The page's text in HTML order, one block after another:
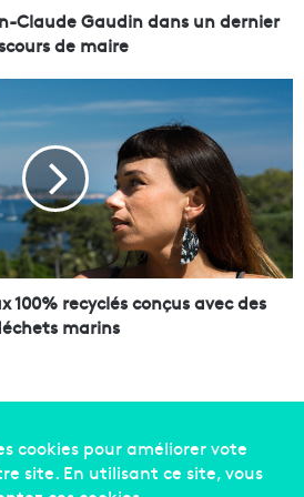
Claude Gaudin dans un dernier
de maire
100% recyclés conçus avec des
marins
Made in Marseille. Tous droits